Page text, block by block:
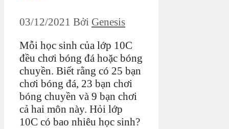
03/12/2021 Bởi Genesis
Mỗi học sinh của lớp 10C
đều chơi bóng đá hoặc bóng
chuyền. Biết rằng có 25 bạn
chơi bóng đá, 23 bạn chơi
bóng chuyền và 9 bạn chơi
cả hai môn này. Hỏi lớp
10C có bao nhiêu học sinh?